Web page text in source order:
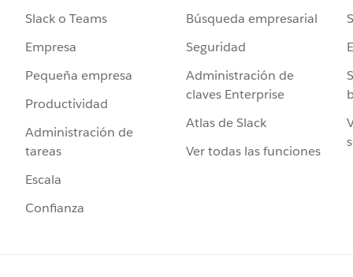
Slack o Teams
Empresa
Pequeña empresa
Productividad
Administración de
tareas
Escala
Confianza
Búsqueda empresarial
Seguridad
Administración de
claves Enterprise
Atlas de Slack
Ver todas las funciones